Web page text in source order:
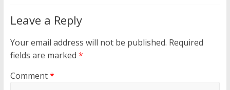
Leave a Reply
Your email address will not be published. Required
fields are marked *
Comment*